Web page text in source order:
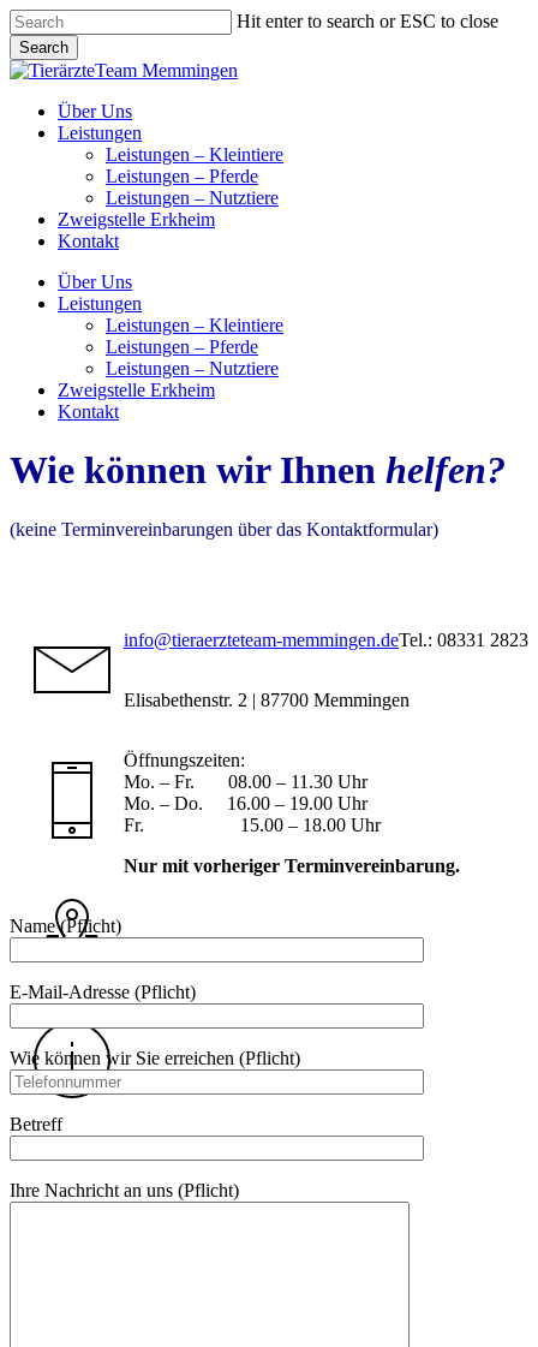
Skip
to
main
content
Hit enter to search or ESC to close
Search
Close
Menu
Über Uns
Leistungen
Leistungen – Kleintiere
Leistungen – Pferde
Leistungen – Nutztiere
Zweigstelle Erkheim
Kontakt
Über Uns
Leistungen
Leistungen – Kleintiere
Leistungen – Pferde
Leistungen – Nutztiere
Zweigstelle Erkheim
Kontakt
Wie können wir Ihnen helfen?
(keine Terminvereinbarungen über das Kontaktformular)
info@tieraerzteteam-memmingen.deTel.: 08331 2823
Elisabethenstr. 2 | 87700 Memmingen
Öffnungszeiten:
Mo. – Fr. 08.00 – 11.30 Uhr
Mo. – Do. 16.00 – 19.00 Uhr
Fr. 15.00 – 18.00 Uhr
Nur mit vorheriger Terminvereinbarung.
Name (Pflicht)
E-Mail-Adresse (Pflicht)
Wie können wir Sie erreichen (Pflicht)
Betreff
Ihre Nachricht an uns (Pflicht)